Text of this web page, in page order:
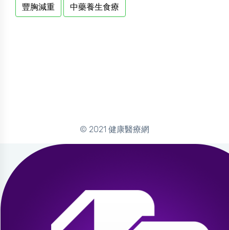
豐胸減重 中藥養生食療
© 2021 健康醫療網